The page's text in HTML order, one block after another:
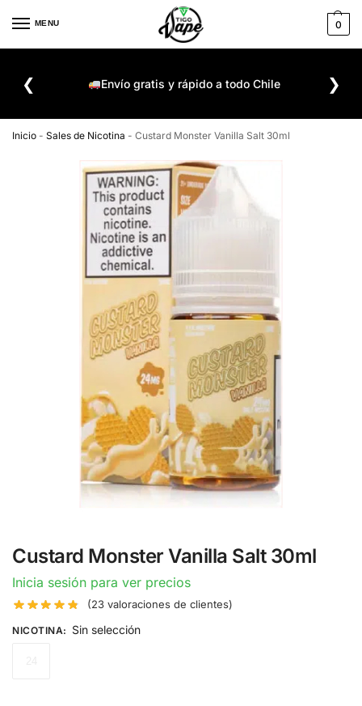
MENU 0
❮ Envío gratis y rápido a todo Chile ❯
Inicio - Sales de Nicotina - Custard Monster Vanilla Salt 30ml
Custard Monster Vanilla Salt 30ml
Inicia sesión para ver precios
(23 valoraciones de clientes)
NICOTINA: Sin selección